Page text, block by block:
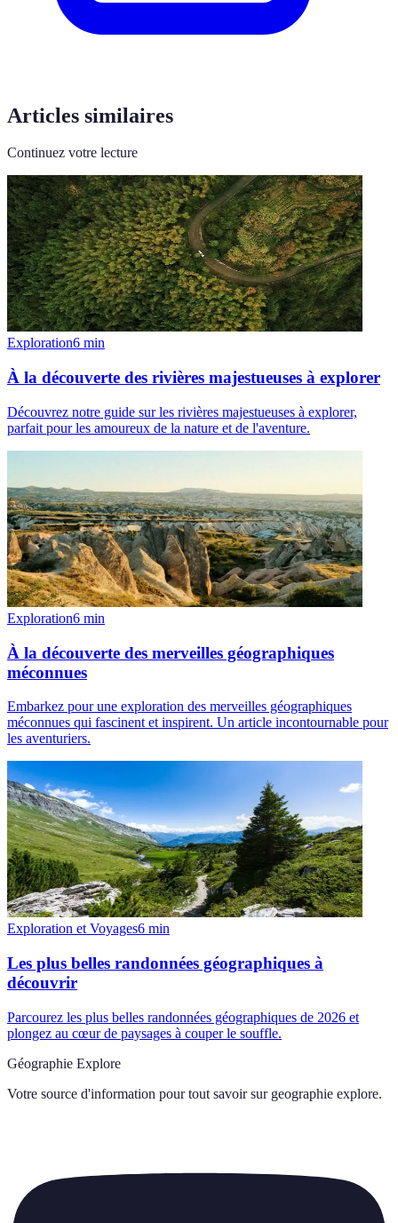
Articles similaires
Continuez votre lecture
Exploration6 min
À la découverte des rivières majestueuses à explorer
Découvrez notre guide sur les rivières majestueuses à explorer,
parfait pour les amoureux de la nature et de l'aventure.
Exploration6 min
À la découverte des merveilles géographiques
méconnues
Embarkez pour une exploration des merveilles géographiques
méconnues qui fascinent et inspirent. Un article incontournable pour
les aventuriers.
Exploration et Voyages6 min
Les plus belles randonnées géographiques à
découvrir
Parcourez les plus belles randonnées géographiques de 2026 et
plongez au cœur de paysages à couper le souffle.
Géographie Explore
Votre source d'information pour tout savoir sur geographie explore.